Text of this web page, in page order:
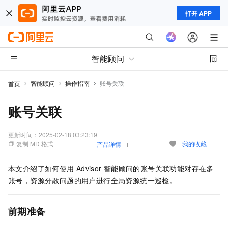
打开 APP
智能顾问
首页 智能顾问 操作指南 账号关联
账号关联
更新时间： 2025-02-18 03:23:19
复制 MD 格式
产品详情 我的收藏
本文介绍了如何使用 Advisor 智能顾问的账号关联功能对存在多
账号，资源分散问题的用户进行全局资源统一巡检。
前期准备